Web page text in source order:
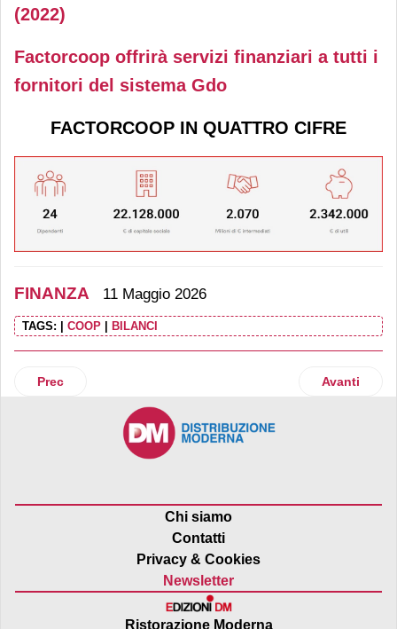
(2022)
Factorcoop offrirà servizi finanziari a tutti i
fornitori del sistema Gdo
FACTORCOOP IN QUATTRO CIFRE
FINANZA 11 Maggio 2026
TAGS: COOP BILANCI
Articolo precedente: Green Arrow Capital: closing su Dea
Prec Articolo
Avanti
Chi siamo
Contatti
Privacy & Cookies
Newsletter
Ristorazione Moderna